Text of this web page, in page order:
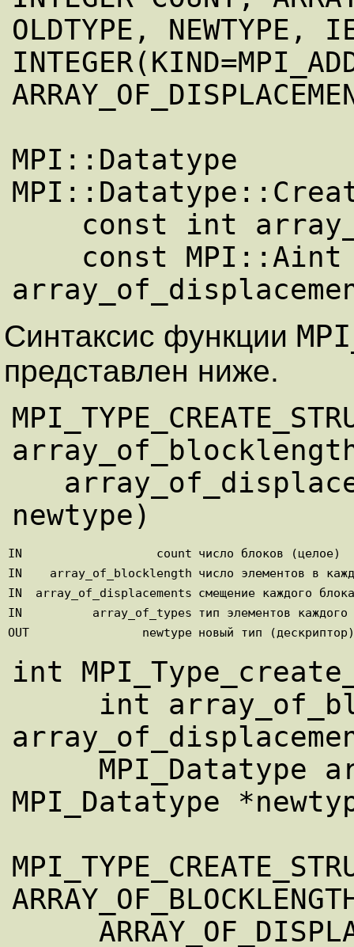
OLDTYPE, NEWTYPE,
MPI::Datatype
Синтаксис функции
представлен ниже.
IN count число блоков (целое)
IN
array_of_blocklength число элементов в
IN
array_of_displacements смещение каждого
IN
array_of_types тип элементов
OUT
newtype новый тип (дескриптор)
int
MPI_Datatype